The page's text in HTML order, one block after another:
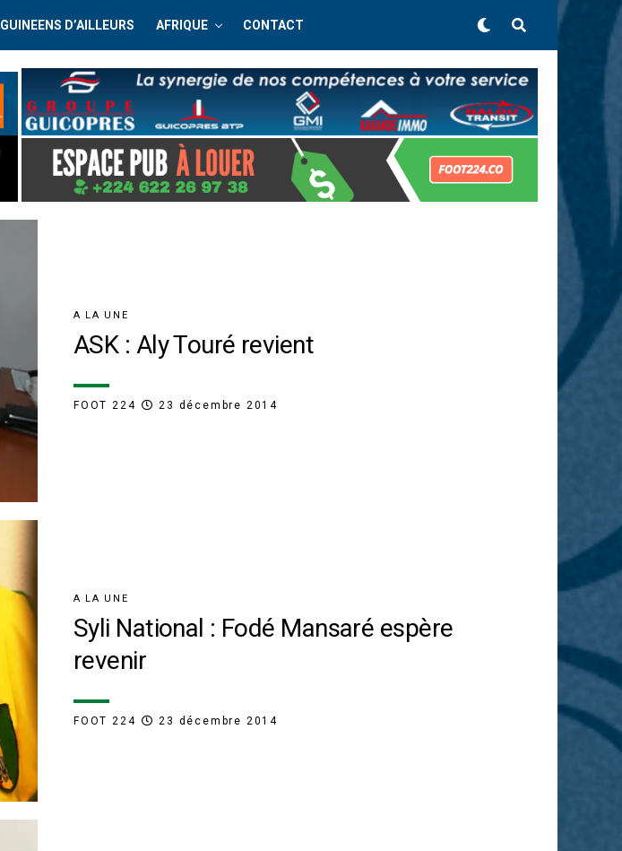
GUINEENS D’AILLEURS AFRIQUE CONTACT
A LA UNE
ASK : Aly Touré revient
FOOT 224 23 décembre 2014
A LA UNE
Syli National : Fodé Mansaré espère
revenir
FOOT 224 23 décembre 2014